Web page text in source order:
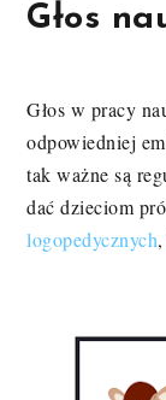
Głos
Głos w pracy
odpowiedniej
tak ważne są
dać dzieciom
logopedycznych